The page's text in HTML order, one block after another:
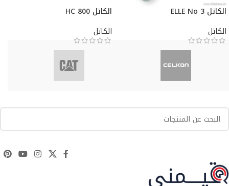
الكاتل ELLE No 3
الكاتل
الكاتل HC 800
الكاتل